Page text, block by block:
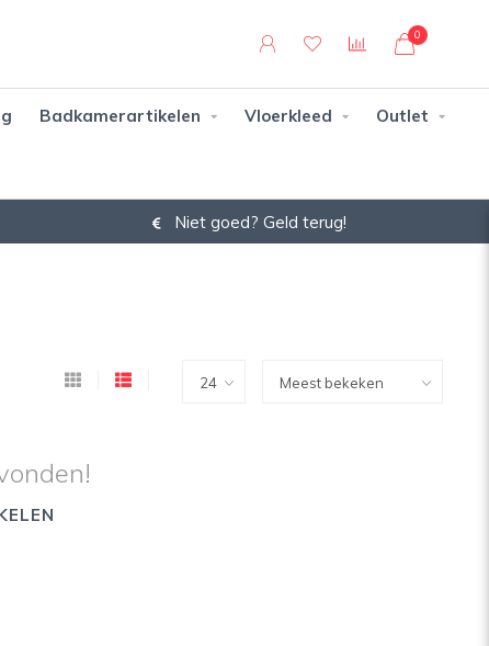
0
Badkamerartikelen Vloerkleed Outlet
Niet goed? Geld terug!